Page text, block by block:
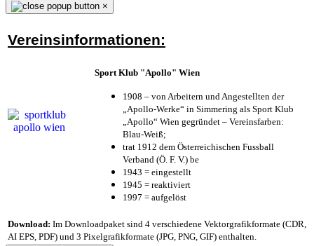
×
Vereinsinformationen:
Sport Klub "Apollo" Wien
1908 – von Arbeitern und Angestellten der
„Apollo-Werke“ in Simmering als Sport Klub
„Apollo“ Wien gegründet – Vereinsfarben:
Blau-Weiß;
trat 1912 dem Österreichischen Fussball
Verband (Ö. F. V.) be
1943 = eingestellt
1945 = reaktiviert
1997 = aufgelöst
Download: Im Downloadpaket sind 4 verschiedene Vektorgrafikformate (CDR,
AI EPS, PDF) und 3 Pixelgrafikformate (JPG, PNG, GIF) enthalten.